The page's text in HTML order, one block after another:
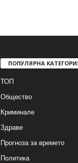
ПОПУЛЯРНА
ТОП
Общество
Криминале
Здраве
Прогноза за времето
Политика